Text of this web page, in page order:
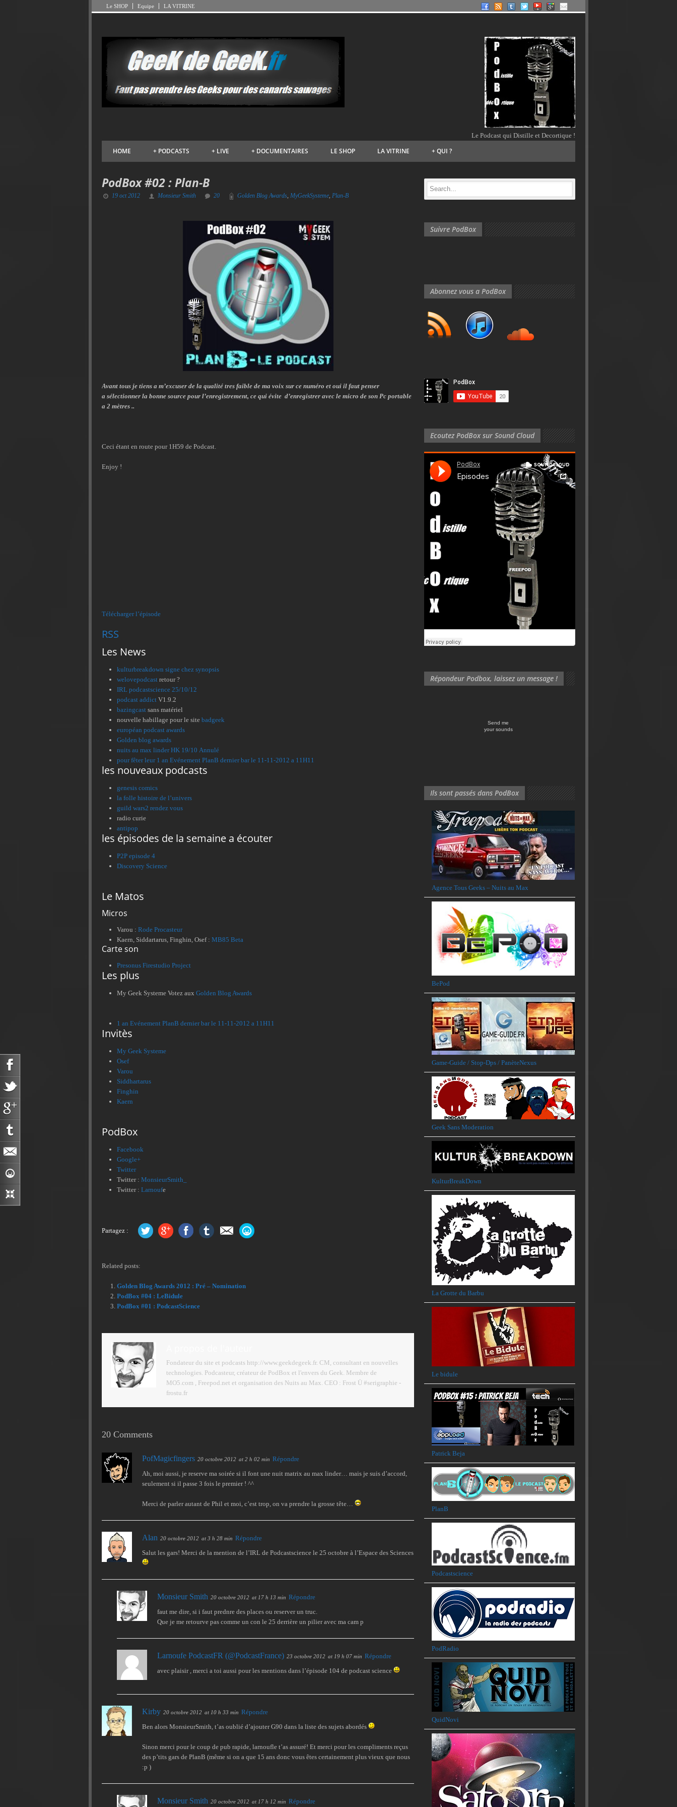
Le SHOP Equipe LA VITRINE
Le Podcast qui Distille et Decortique !
HOME PODCASTS
+ LIVE
+ DOCUMENTAIRES
+ LE SHOP LA VITRINE QUI ?
+
PodBox #02 : Plan-B
19 oct 2012 Monsieur Smith 20 Golden Blog Awards, MyGeekSysteme, Plan-B
Avant tous je tiens a m’excuser de la qualité tres faible de ma voix sur ce numéro et oui il faut penser
a sélectionner la bonne source pour l’enregistrement, ce qui évite d’enregistrer avec le micro de son Pc portable
a 2 mètres ..
Ceci étant en route pour 1H59 de Podcast.
Enjoy !
Télécharger l’épisode
RSS
Les News
kulturbreakdown signe chez synopsis
welovepodcast retour ?
IRL podcastscience 25/10/12
podcast addict V1.9.2
bazingcast sans matériel
nouvelle habillage pour le site badgeek
européan podcast awards
Golden blog awards
nuits au max linder HK 19/10 Annulé
pour fêter leur 1 an Evénement PlanB dernier bar le 11-11-2012 a 11H11
les nouveaux podcasts
genesis comics
la folle histoire de l’univers
guild wars2 rendez vous
radio curie
antipop
les épisodes de la semaine a écouter
P2P episode 4
Discovery Science
Le Matos
Micros
Varou : Rode Procasteur
Kaern, Siddartarus, Finghin, Osef : MB85 Beta
Carte son
Presonus Firestudio Project
Les plus
My Geek Systeme Votez aux Golden Blog Awards
1 an Evénement PlanB dernier bar le 11-11-2012 a 11H11
Invitès
My Geek Systeme
Osef
Varou
Siddhartarus
Finghin
Kaern
PodBox
Facebook
Google+
Twitter
Twitter : MonsieurSmith_
Twitter : Larnoufe
Partagez :
Related posts:
Golden Blog Awards 2012 : Pré – Nomination
PodBox #04 : LeBidule
PodBox #01 : PodcastScience
Fondateur du site et podcasts http://www.geekdegeek.fr. CM, consultant en nouvelles
technologies. Podcasteur, créateur de PodBox et l'envers du Geek. Membre de
MO5.com , Freepod.net et organisation des Nuits au Max. CEO : Frost Ü #serigraphie -
frostu.fr
20 Comments
PofMagicfingers 20 octobre 2012 at 2 h 02 min Répondre
Ah, moi aussi, je reserve ma soirée si il font une nuit matrix au max linder… mais je suis d’accord,
seulement si il passe 3 fois le premier ! ^^
Merci de parler autant de Phil et moi, c’est trop, on va prendre la grosse tête…
Alan 20 octobre 2012 at 3 h 28 min Répondre
Salut les gars! Merci de la mention de l’IRL de Podcastscience le 25 octobre à l’Espace des Sciences
Monsieur Smith 20 octobre 2012 at 17 h 13 min Répondre
faut me dire, si i faut prednre des places ou reserver un truc.
Que je me retourve pas comme un con le 25 derrière un pilier avec ma cam p
Larnoufe PodcastFR (@PodcastFrance) 23 octobre 2012 at 19 h 07 min Répondre
avec plaisir , merci a toi aussi pour les mentions dans l’épisode 104 de podcast science
Kirby 20 octobre 2012 at 10 h 33 min Répondre
Ben alors MonsieurSmith, t’as oublié d’ajouter G90 dans la liste des sujets abordés
Sinon merci pour le coup de pub rapide, larnoufle t’as assuré! Et merci pour les compliments reçus
des p’tits gars de PlanB (même si on a que 15 ans donc vous êtes certainement plus vieux que nous
:p )
Monsieur Smith 20 octobre 2012 at 17 h 12 min Répondre
Suivre PodBox
Abonnez vous a PodBox
Ecoutez PodBox sur Sound Cloud
Répondeur Podbox, laissez un message !
Send me
your sounds
Ils sont passés dans PodBox
Agence Tous Geeks – Nuits au Max
BePod
Game-Guide / Stop-Dps / PanèteNexus
Geek Sans Moderation
KulturBreakDown
La Grotte du Barbu
Le bidule
Patrick Beja
PlanB
Podcastscience
PodRadio
QuidNovi